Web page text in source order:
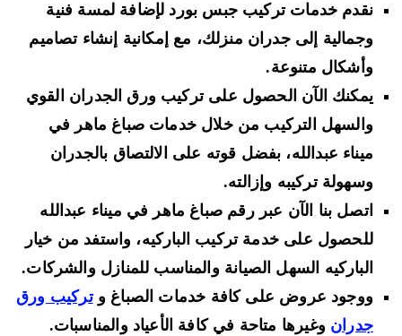
نقدم خدمات تركيب جبس بورد لإضافة لمسة فنية
وجمالية إلى جدران منزلك، مع إمكانية إنشاء تصاميم
وأشكال متنوعة.
يمكنك الآن الحصول على تركيب ورق الجدران القوي
والسهل التركيب من خلال خدمات صباغ ماهر في
ميناء عبدالله، بفضل قوته على الالتصاق بالجدران
وسهولة تركيبه وإزالته.
اتصل بنا الآن عبر رقم صباغ ماهر في ميناء عبدالله
للحصول على خدمة تركيب الباركيه، واستفد من خيار
الباركيه السهل الصيانة والمناسب للمنازل والشركات.
ووجود عروض على كافة خدمات الصباغ وتركيب ورق
جدرانوغيرها متاحة في كافة الأعياد والمناسبات.